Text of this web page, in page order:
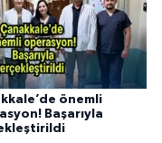
önemli
Başarıyla